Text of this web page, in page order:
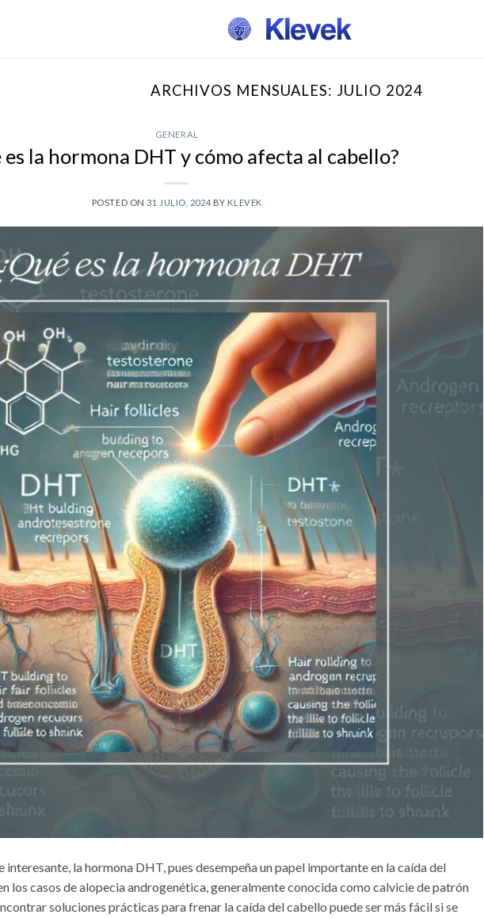
ARCHIVOS MENSUALES: JULIO 2024
GENERAL
es la hormona DHT y cómo afecta al cabello?
POSTED ON31 JULIO, 2024 BY KLEVEK
interesante, la hormona DHT, pues desempeña un papel importante en la caída del
los casos de alopecia androgenética, generalmente conocida como calvicie de patrón
soluciones prácticas para frenar la caída del cabello puede ser más fácil si se